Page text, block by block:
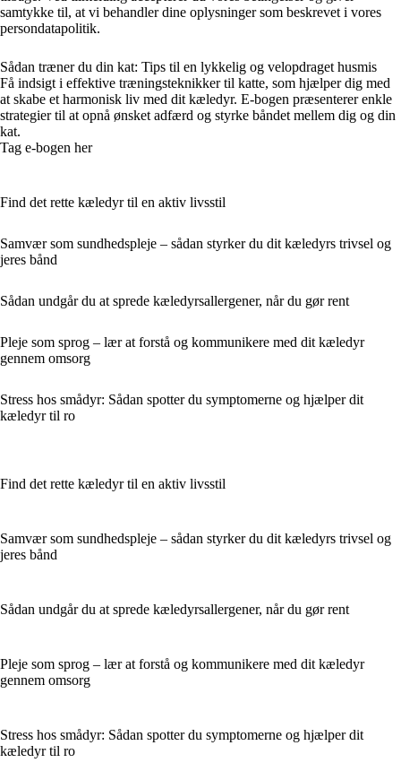
samtykke til, at vi behandler dine oplysninger som beskrevet i vores
persondatapolitik.
Sådan træner du din kat: Tips til en lykkelig og velopdraget husmis
Få indsigt i effektive træningsteknikker til katte, som hjælper dig med
at skabe et harmonisk liv med dit kæledyr. E-bogen præsenterer enkle
strategier til at opnå ønsket adfærd og styrke båndet mellem dig og din
kat.
Tag e-bogen her
Find det rette kæledyr til en aktiv livsstil
Samvær som sundhedspleje – sådan styrker du dit kæledyrs trivsel og
jeres bånd
Sådan undgår du at sprede kæledyrsallergener, når du gør rent
Pleje som sprog – lær at forstå og kommunikere med dit kæledyr
gennem omsorg
Stress hos smådyr: Sådan spotter du symptomerne og hjælper dit
kæledyr til ro
Find det rette kæledyr til en aktiv livsstil
Samvær som sundhedspleje – sådan styrker du dit kæledyrs trivsel og
jeres bånd
Sådan undgår du at sprede kæledyrsallergener, når du gør rent
Pleje som sprog – lær at forstå og kommunikere med dit kæledyr
gennem omsorg
Stress hos smådyr: Sådan spotter du symptomerne og hjælper dit
kæledyr til ro